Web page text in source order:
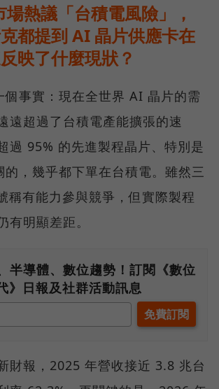
熱議「台積電風險」，
都提到 AI 晶片供應卡在
映了什麼現狀？
個事實：現在全世界 AI 晶片的需
遠超過了台積電產能擴張的速
過 95% 的先進製程晶片、特別是
，幾乎都下單在台積電。雖然三
有能力參與競爭，但實際製程
有明顯差距。
半導體、數位趨勢！訂閱《數位
》日報及社群活動訊息
財報，2025 年營收接近 3.8 兆台